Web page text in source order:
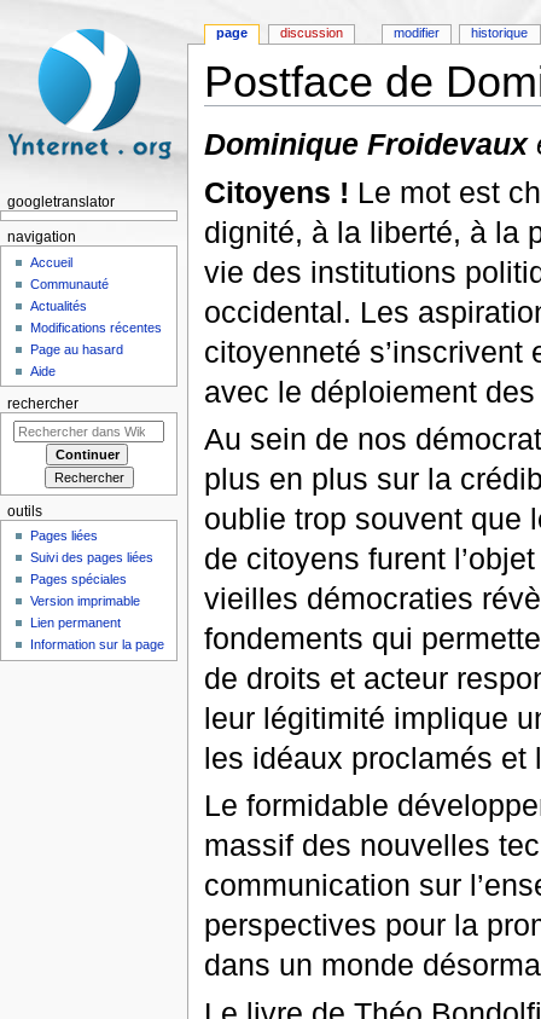
Postface de
Dominique Froidevaux
Citoyens ! Le mot est
dignité, à la liberté, à la
vie des institutions
occidental. Les
citoyenneté
avec le déploiement
Au sein de nos
plus en plus sur la
oublie trop souvent que
de citoyens furent
vieilles démocraties
fondements qui
de droits et acteur
leur légitimité implique
les idéaux proclamés et
Le formidable
massif des nouvelles
communication sur
perspectives pour la
dans un monde
page discussion modifier historique
googletranslator
navigation
Accueil
Communauté
Actualités
Modifications récentes
Page au hasard
Aide
rechercher
outils
Pages liées
Suivi des pages liées
Pages spéciales
Version imprimable
Lien permanent
Information sur la page